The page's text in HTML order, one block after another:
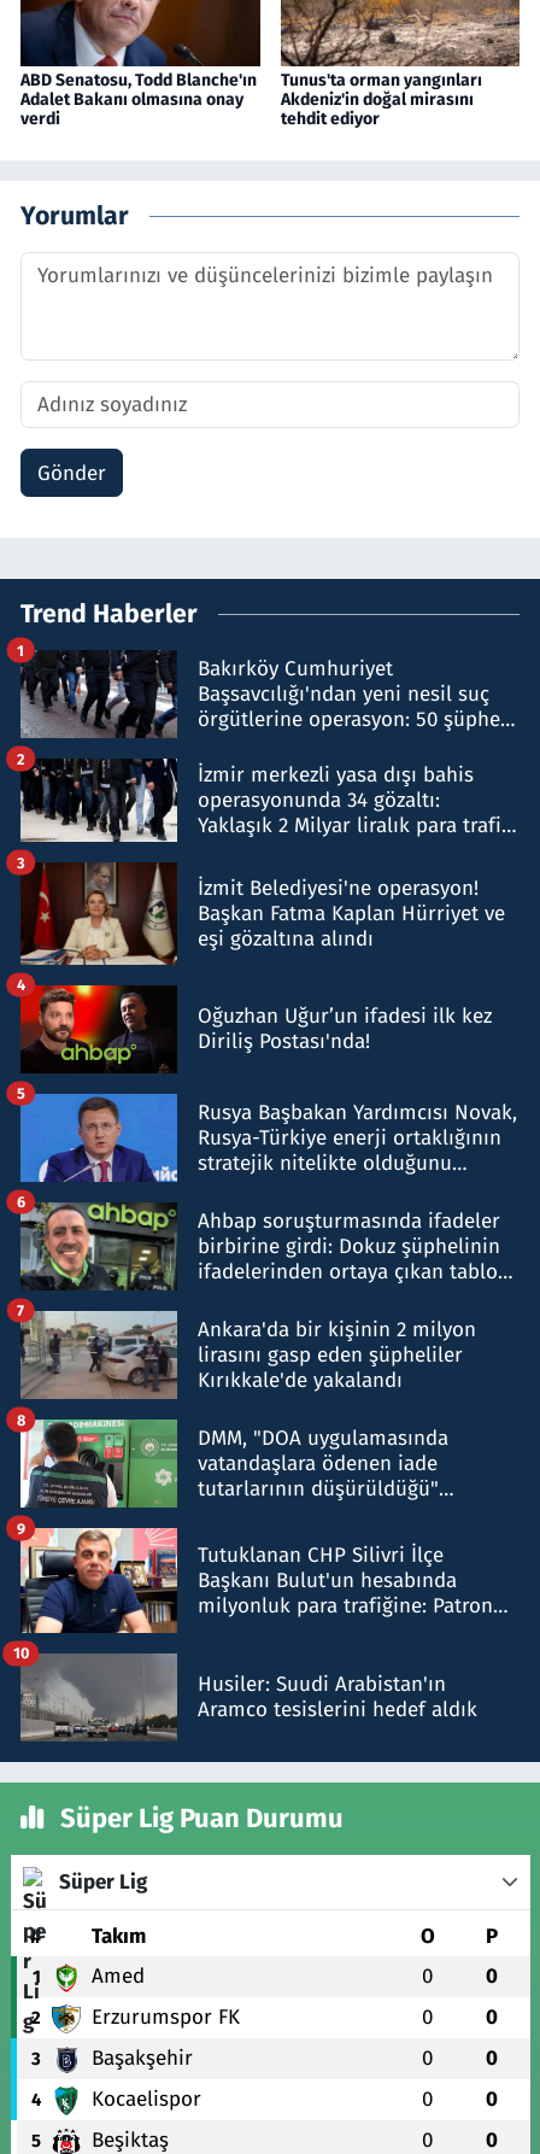
ABD Senatosu, Todd Blanche'ın
Adalet Bakanı olmasına onay
verdi
Tunus'ta orman yangınları
Akdeniz'in doğal mirasını
tehdit ediyor
Yorumlar
Gönder
Trend Haberler
Bakırköy Cumhuriyet
Başsavcılığı'ndan yeni nesil suç
örgütlerine operasyon: 50 şüpheli
1
İzmir merkezli yasa dışı bahis
operasyonunda 34 gözaltı:
Yaklaşık 2 Milyar liralık para trafiği
2
İzmit Belediyesi'ne operasyon!
Başkan Fatma Kaplan Hürriyet ve
eşi gözaltına alındı
3
Oğuzhan Uğur’un ifadesi ilk kez
Diriliş Postası'nda!
4
Rusya Başbakan Yardımcısı Novak,
Rusya-Türkiye enerji ortaklığının
stratejik nitelikte olduğunu
5
Ahbap soruşturmasında ifadeler
birbirine girdi: Dokuz şüphelinin
ifadelerinden ortaya çıkan tablo
6
Ankara'da bir kişinin 2 milyon
lirasını gasp eden şüpheliler
Kırıkkale'de yakalandı
7
DMM, "DOA uygulamasında
vatandaşlara ödenen iade
tutarlarının düşürüldüğü"
8
Tutuklanan CHP Silivri İlçe
Başkanı Bulut'un hesabında
milyonluk para trafiğine: Patron
9
Husiler: Suudi Arabistan'ın
Aramco tesislerini hedef aldık
10
Süper Lig Puan Durumu
Süper Lig
# Takım O P
1 Amed 0 0
2 Erzurumspor FK 0 0
3 Başakşehir 0 0
4 Kocaelispor 0 0
5 Beşiktaş 0 0